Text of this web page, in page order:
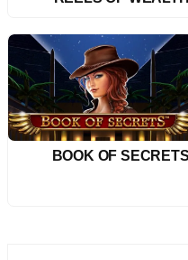
BOOK OF SECRETS